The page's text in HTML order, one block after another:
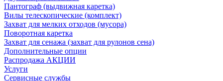
Пантограф (выдвижная каретка)
Вилы телескопические (комплект)
Захват для мелких отходов (мусора)
Поворотная каретка
Захват для сенажа (захват для рулонов сена)
Дополнительные опции
Распродажа АКЦИИ
Услуги
Сервисные службы